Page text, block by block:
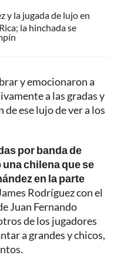
y la jugada de lujo en
la hinchada se
y emocionaron a
a las gradas y
ese lujo de ver a los
por banda de
chilena que se
en la parte
Rodríguez con el
Juan Fernando
de los jugadores
a grandes y chicos,